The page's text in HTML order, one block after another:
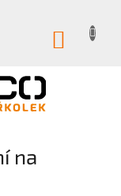
na